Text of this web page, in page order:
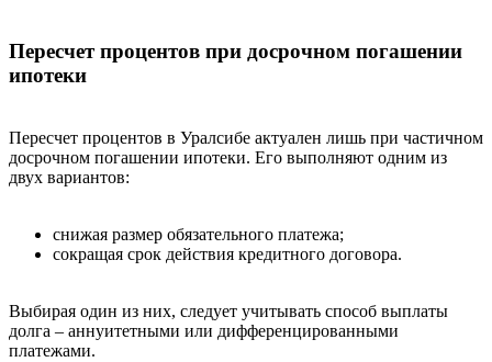
Пересчет процентов при досрочном погашении
ипотеки
Пересчет процентов в Уралсибе актуален лишь при частичном
досрочном погашении ипотеки. Его выполняют одним из
двух вариантов:
снижая размер обязательного платежа;
сокращая срок действия кредитного договора.
Выбирая один из них, следует учитывать способ выплаты
долга – аннуитетными или дифференцированными
платежами.